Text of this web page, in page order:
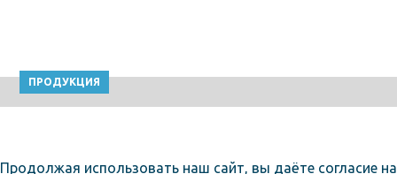
ПРОДУКЦИЯ
Продолжая использовать наш сайт, вы даёте согласие на